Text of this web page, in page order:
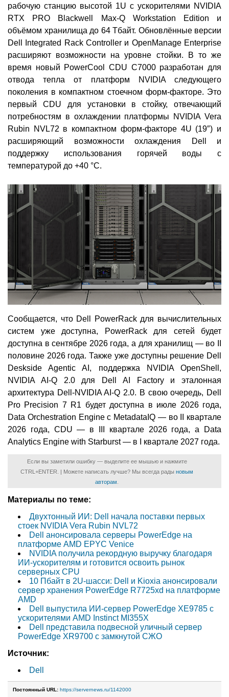
рабочую станцию высотой 1U с ускорителями NVIDIA
RTX PRO Blackwell Max-Q Workstation Edition и
объёмом хранилища до 64 Тбайт. Обновлённые версии
Dell Integrated Rack Controller и OpenManage Enterprise
расширяют возможности на уровне стойки. В то же
время новый PowerCool CDU C7000 разработан для
отвода тепла от платформ NVIDIA следующего
поколения в компактном стоечном форм-факторе. Это
первый CDU для установки в стойку, отвечающий
потребностям в охлаждении платформы NVIDIA Vera
Rubin NVL72 в компактном форм-факторе 4U (19″) и
расширяющий возможности охлаждения Dell и
поддержку использования горячей воды с
температурой до +40 °C.
Сообщается, что Dell PowerRack для вычислительных
систем уже доступна, PowerRack для сетей будет
доступна в сентябре 2026 года, а для хранилищ — во II
половине 2026 года. Также уже доступны решение Dell
Deskside Agentic AI, поддержка NVIDIA OpenShell,
NVIDIA AI-Q 2.0 для Dell AI Factory и эталонная
архитектура Dell-NVIDIA AI-Q 2.0. В свою очередь, Dell
Pro Precision 7 R1 будет доступна в июле 2026 года,
Data Orchestration Engine с MetadataIQ — во II квартале
2026 года, CDU — в III квартале 2026 года, а Data
Analytics Engine with Starburst — в I квартале 2027 года.
Если вы заметили ошибку — выделите ее мышью и нажмите
CTRL+ENTER. | Можете написать лучше? Мы всегда рады новым
авторам.
Материалы по теме:
Двухтонный ИИ: Dell начала поставки первых
стоек NVIDIA Vera Rubin NVL72
Dell анонсировала серверы PowerEdge на
платформе AMD EPYC Venice
NVIDIA получила рекордную выручку благодаря
ИИ-ускорителям и готовится освоить рынок
серверных CPU
10 Пбайт в 2U-шасси: Dell и Kioxia анонсировали
сервер хранения PowerEdge R7725xd на платформе
AMD
Dell выпустила ИИ-сервер PowerEdge XE9785 с
ускорителями AMD Instinct MI355X
Dell представила подвесной уличный сервер
PowerEdge XR9700 с замкнутой СЖО
Источник:
Dell
Постоянный URL: https://servernews.ru/1142000